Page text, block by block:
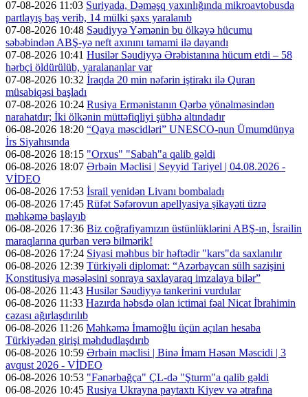
07-08-2026 11:03 Suriyada, Dəməşq yaxınlığında mikroavtobusda
partlayış baş verib, 14 mülki şəxs yaralanıb
07-08-2026 10:48 Səudiyyə Yəmənin bu ölkəyə hücumu
səbəbindən ABŞ-yə neft axınını tamami ilə dayandı
07-08-2026 10:41 Husilər Səudiyyə Ərəbistanına hücum etdi – 58
hərbçi öldürülüb, yaralananlar var
07-08-2026 10:32 İraqda 20 min nəfərin iştirakı ilə Quran
müsabiqəsi başladı
07-08-2026 10:24 Rusiya Ermənistanın Qərbə yönəlməsindən
narahatdır; İki ölkənin müttəfiqliyi şübhə altındadır
06-08-2026 18:20 “Qaya məscidləri” UNESCO-nun Ümumdünya
İrs Siyahısında
06-08-2026 18:15 "Orxus" "Sabah"a qalib gəldi
06-08-2026 18:07 Ərbəin Məclisi | Seyyid Tariyel | 04.08.2026 -
VİDEO
06-08-2026 17:53 İsrail yenidən Livanı bombaladı
06-08-2026 17:45 Rüfət Səfərovun apellyasiya şikayəti üzrə
məhkəmə başlayıb
06-08-2026 17:36 Biz coğrafiyamızın üstünlüklərini ABŞ-ın, İsrailin
maraqlarına qurban verə bilmərik!
06-08-2026 17:24 Siyasi məhbus bir həftədir "kars"da saxlanılır
06-08-2026 12:39 Türkiyəli diplomat: “Azərbaycan sülh sazişini
Konstitusiya məsələsini sonraya saxlayaraq imzalaya bilər”
06-08-2026 11:43 Husilər Səudiyyə tankerini vurdular
06-08-2026 11:33 Hazırda həbsdə olan ictimai fəal Nicat İbrahimin
cəzası ağırlaşdırılıb
06-08-2026 11:26 Məhkəmə İmamoğlu üçün açılan hesaba
Türkiyədən girişi məhdudlaşdırıb
06-08-2026 10:59 Ərbəin məclisi | Binə İmam Həsən Məscidi | 3
avqust 2026 - VİDEO
06-08-2026 10:53 "Fənərbağça" ÇL-də "Şturm"a qalib gəldi
06-08-2026 10:45 Rusiya Ukrayna paytaxtı Kiyev və ətrafına